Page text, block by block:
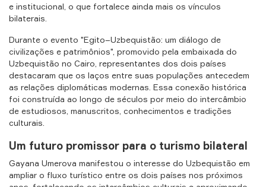
e institucional, o que fortalece ainda mais os vínculos
bilaterais.
Durante o evento "Egito–Uzbequistão: um diálogo de
civilizações e patrimônios", promovido pela embaixada do
Uzbequistão no Cairo, representantes dos dois países
destacaram que os laços entre suas populações antecedem
as relações diplomáticas modernas. Essa conexão histórica
foi construída ao longo de séculos por meio do intercâmbio
de estudiosos, manuscritos, conhecimentos e tradições
culturais.
Um futuro promissor para o turismo bilateral
Gayana Umerova manifestou o interesse do Uzbequistão em
ampliar o fluxo turístico entre os dois países nos próximos